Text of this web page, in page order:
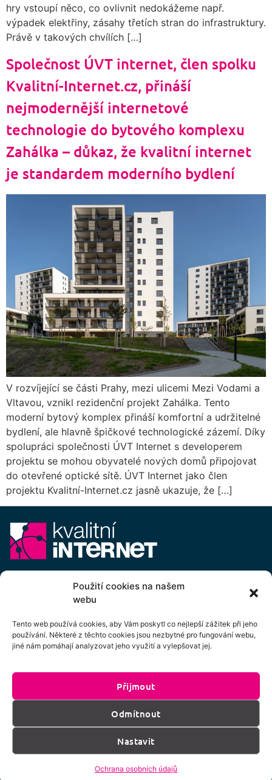
Použití cookies na našem
webu
Tento web používá cookies, aby Vám poskytl co nejlepší zážitek při jeho
používání. Některé z těchto cookies jsou nezbytné pro fungování webu,
jiné nám pomáhají analyzovat jeho využití a vylepšovat jej.
Přijmout
Odmítnout
Nastavit
Ochrana osobních údajů
hry vstoupí něco, co ovlivnit nedokážeme např.
výpadek elektřiny, zásahy třetích stran do infrastruktury.
Právě v takových chvílích […]
Společnost ÚVT internet, člen spolku
Kvalitní-Internet.cz, přináší
nejmodernější internetové
technologie do bytového komplexu
Zahálka – důkaz, že kvalitní internet
je standardem moderního bydlení
V rozvíjející se části Prahy, mezi ulicemi Mezi Vodami a
Vltavou, vznikl rezidenční projekt Zahálka. Tento
moderní bytový komplex přináší komfortní a udržitelné
bydlení, ale hlavně špičkové technologické zázemí. Díky
spolupráci společnosti ÚVT Internet s developerem
projektu se mohou obyvatelé nových domů připojovat
do otevřené optické sítě. ÚVT Internet jako člen
projektu Kvalitní-Internet.cz jasně ukazuje, že […]
info@kvalitni-internet.cz
pobočného spolku Kvalitní internet ICTP, z.s.
Cenový výměr pobočného spolku Kvalitní internet ICTP, z.s.
Přihlášení k odběru newsletteru
Kliknutím na tlačítko souhlasíte se zpracováním
os. údajů dle podmínek uvedených